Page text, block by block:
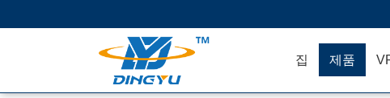
집 제품